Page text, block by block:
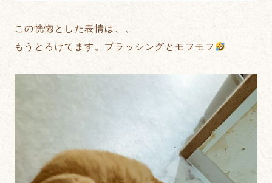
この恍惚とした表情は、、
もうとろけてます。ブラッシングとモフモフ